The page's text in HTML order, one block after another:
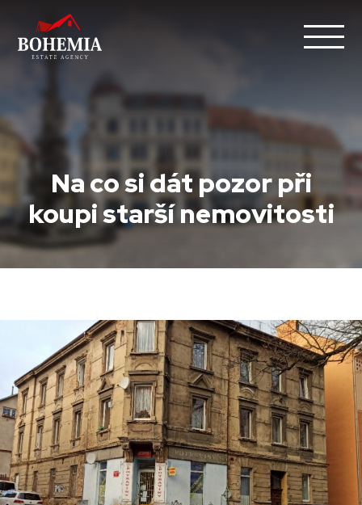
Na co si dát pozor při
koupi starší nemovitosti